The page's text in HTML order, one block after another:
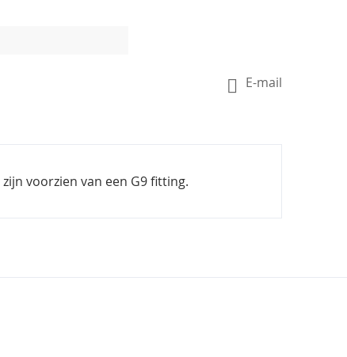
E-mail
voorzien van een G9 fitting.